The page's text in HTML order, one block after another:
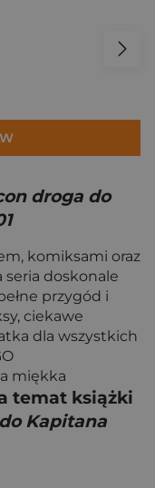
droga do
komiksami oraz
seria doskonale
przygód i
ciekawe
dla wszystkich
miękka
temat książki
Kapitana